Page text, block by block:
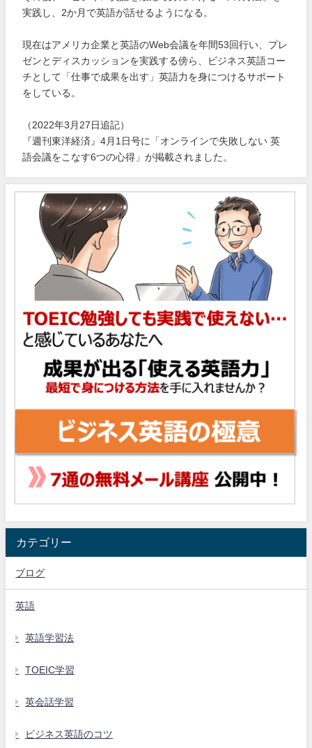
実践し、2か月で英語が話せるようになる。
現在はアメリカ企業と英語のWeb会議を年間53回行い、プレ
ゼンとディスカッションを実践する傍ら、ビジネス英語コー
チとして「仕事で成果を出す」英語力を身につけるサポート
をしている。
（2022年3月27日追記）
『週刊東洋経済』4月1日号に「オンラインで失敗しない 英
語会議をこなす6つの心得」が掲載されました。
カテゴリー
ブログ
英語
英語学習法
TOEIC学習
英会話学習
ビジネス英語のコツ